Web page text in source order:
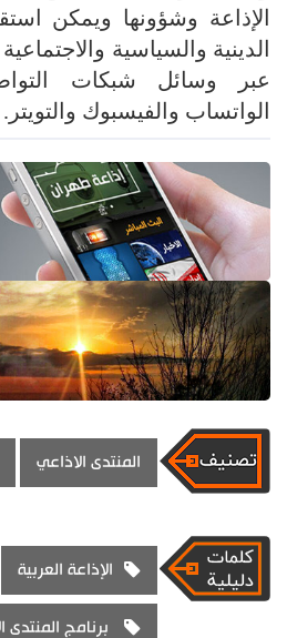
الإذاعة وشؤونها ويمكن
الدينية والسياسية
عبر وسائل شبكات
الواتساب والفيسبوك والتويتر.
المنتدى الاذاعي
الإذاعة العربية
برنامج المنتدى